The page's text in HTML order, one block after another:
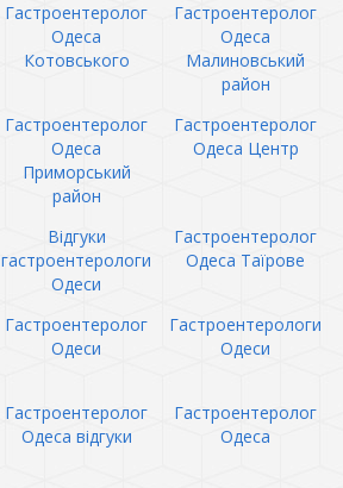
Гастроентеролог
Одеса
Котовського
Гастроентеролог
Одеса
Малиновський
район
Гастроентеролог
Одеса
Приморський
район
Гастроентеролог
Одеса Центр
Відгуки
гастроентерологи
Одеси
Гастроентеролог
Одеса Таїрове
Гастроентеролог
Одеси
Гастроентерологи
Одеси
Гастроентеролог
Одеса відгуки
Гастроентеролог
Одеса